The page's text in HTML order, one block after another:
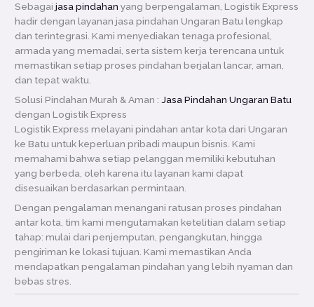
Sebagaijasa pindahan yang berpengalaman, Logistik Express
hadir dengan layanan jasa pindahan Ungaran Batu lengkap
dan terintegrasi. Kami menyediakan tenaga profesional,
armada yang memadai, serta sistem kerja terencana untuk
memastikan setiap proses pindahan berjalan lancar, aman,
dan tepat waktu.
Solusi Pindahan Murah & Aman : Jasa Pindahan Ungaran Batu
dengan Logistik Express
Logistik Express melayani pindahan antar kota dari Ungaran
ke Batu untuk keperluan pribadi maupun bisnis. Kami
memahami bahwa setiap pelanggan memiliki kebutuhan
yang berbeda, oleh karena itu layanan kami dapat
disesuaikan berdasarkan permintaan.
Dengan pengalaman menangani ratusan proses pindahan
antar kota, tim kami mengutamakan ketelitian dalam setiap
tahap: mulai dari penjemputan, pengangkutan, hingga
pengiriman ke lokasi tujuan. Kami memastikan Anda
mendapatkan pengalaman pindahan yang lebih nyaman dan
bebas stres.